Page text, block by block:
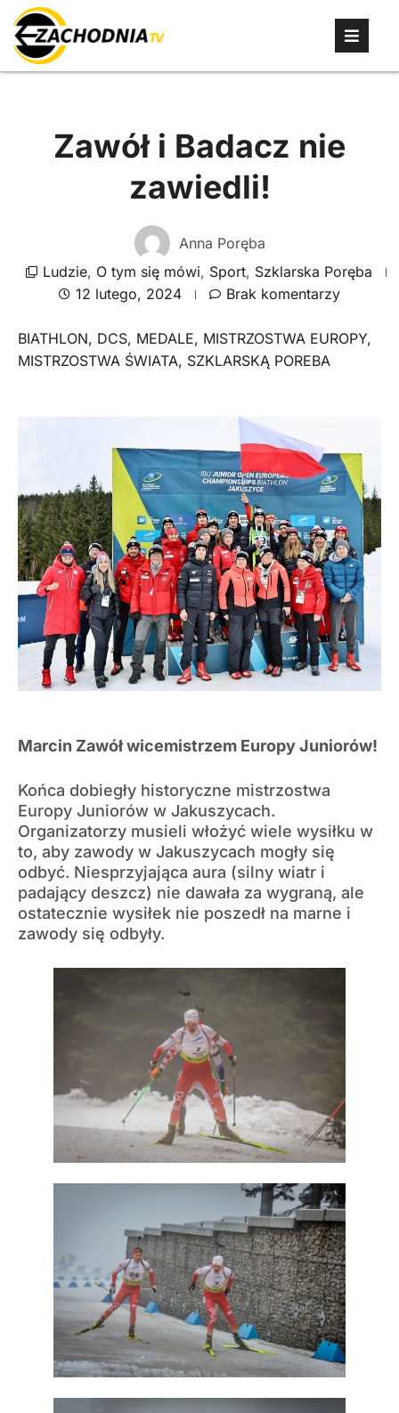
Zawół i Badacz nie
zawiedli!
Anna Poręba
Ludzie, O tym się mówi, Sport, Szklarska Poręba
12 lutego, 2024
Brak komentarzy
BIATHLON, DCS, MEDALE, MISTRZOSTWA EUROPY,
MISTRZOSTWA ŚWIATA, SZKLARSKĄ POREBA
Marcin Zawół wicemistrzem Europy Juniorów!
Końca dobiegły historyczne mistrzostwa
Europy Juniorów w Jakuszycach.
Organizatorzy musieli włożyć wiele wysiłku w
to, aby zawody w Jakuszycach mogły się
odbyć. Niesprzyjająca aura (silny wiatr i
padający deszcz) nie dawała za wygraną, ale
ostatecznie wysiłek nie poszedł na marne i
zawody się odbyły.